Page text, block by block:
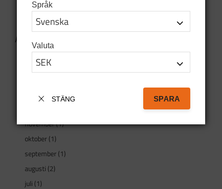
Bromsar
Arkiv
juni (3)
mars (1)
november (1)
oktober (1)
september (1)
augusti (2)
juli (1)
Språk
Valuta
STÄNG SPARA